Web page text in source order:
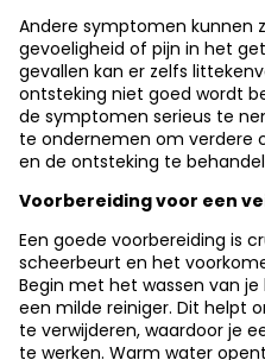
Andere symptomen kunnen
gevoeligheid of pijn in het
gevallen kan er zelfs
ontsteking niet goed wordt
de symptomen serieus te
te ondernemen om verdere
en de ontsteking te
Voorbereiding voor een
Een goede voorbereiding is
scheerbeurt en het
Begin met het wassen van
een milde reiniger. Dit helpt
te verwijderen, waardoor je
te werken. Warm water